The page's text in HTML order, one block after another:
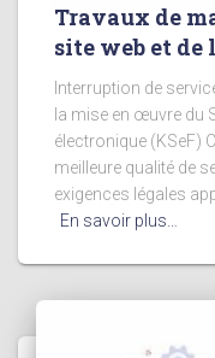
Travaux de
site web et
Interruption de
la mise en œuvre du
électronique (KSeF)
meilleure qualité de
exigences légales
En savoir plus…